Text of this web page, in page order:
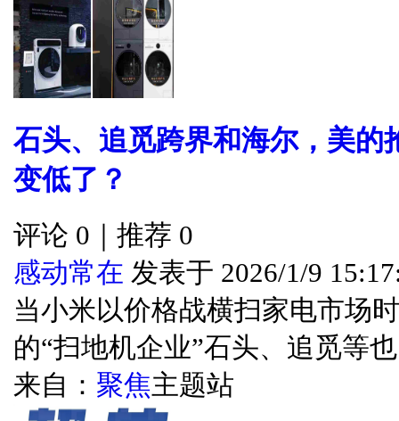
石头、追觅跨界和海尔，美的
变低了？
评论 0｜推荐 0
感动常在 发表于 2026/1/9
当小米以价格战横扫家电市场
的“扫地机企业”石头、追觅等
来自： 聚焦主题站